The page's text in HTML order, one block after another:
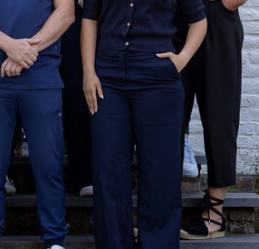
043 200 3130
Neem contact op